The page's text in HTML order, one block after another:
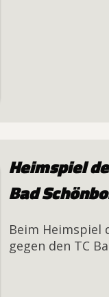
Heimspiel
Bad
Beim Heimspiel
gegen den TC